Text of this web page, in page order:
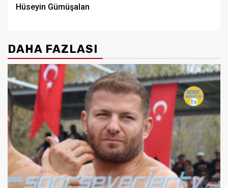
Hüseyin Gümüşalan
DAHA FAZLASI